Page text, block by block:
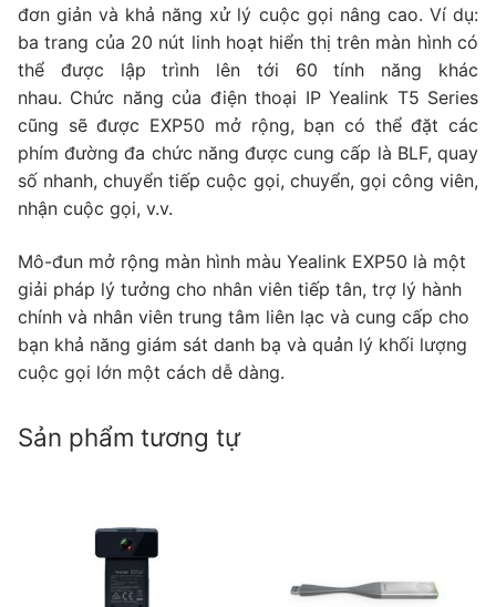
đơn giản và khả năng xử lý cuộc gọi nâng cao. Ví dụ:
ba trang của 20 nút linh hoạt hiển thị trên màn hình có
thể được lập trình lên tới 60 tính năng khác
nhau. Chức năng của điện thoại IP Yealink T5 Series
cũng sẽ được EXP50 mở rộng, bạn có thể đặt các
phím đường đa chức năng được cung cấp là BLF, quay
số nhanh, chuyển tiếp cuộc gọi, chuyển, gọi công viên,
nhận cuộc gọi, v.v.
Mô-đun mở rộng màn hình màu Yealink EXP50 là một
giải pháp lý tưởng cho nhân viên tiếp tân, trợ lý hành
chính và nhân viên trung tâm liên lạc và cung cấp cho
bạn khả năng giám sát danh bạ và quản lý khối lượng
cuộc gọi lớn một cách dễ dàng.
Sản phẩm tương tự